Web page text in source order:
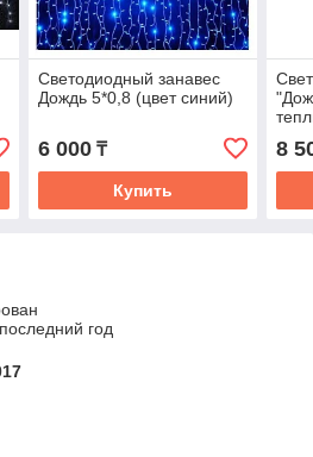
Светодиодный занавес
Дождь 5*0,8 (цвет синий)
6 000₸
Купить
8
год